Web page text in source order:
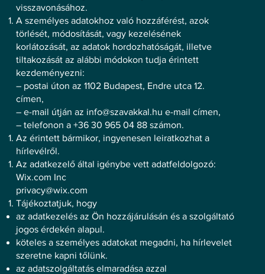
visszavonásához.
A személyes adatokhoz való hozzáférést, azok
törlését, módosítását, vagy kezelésének
korlátozását, az adatok hordozhatóságát, illetve
tiltakozását az alábbi módokon tudja érintett
kezdeményezni:
– postai úton az 1102 Budapest, Endre utca 12.
címen,
– e-mail útján az info@szavakkal.hu e-mail címen,
– telefonon a +36 30 965 04 88 számon.
Az érintett bármikor, ingyenesen leiratkozhat a
hírlevélről.
Az adatkezelő által igénybe vett adatfeldolgozó:
Wix.com Inc
privacy@wix.com
Tájékoztatjuk, hogy
az adatkezelés az Ön hozzájárulásán és a szolgáltató
jogos érdekén alapul.
köteles a személyes adatokat megadni, ha hírlevelet
szeretne kapni tőlünk.
az adatszolgáltatás elmaradása azzal